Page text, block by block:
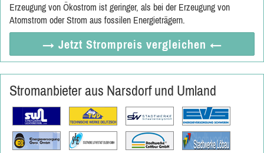
Erzeugung von Ökostrom ist geringer, als bei der Erzeugung von
Atomstrom oder Strom aus fossilen Energieträgern.
→ Jetzt Strompreis vergleichen ←
Stromanbieter aus Narsdorf und Umland